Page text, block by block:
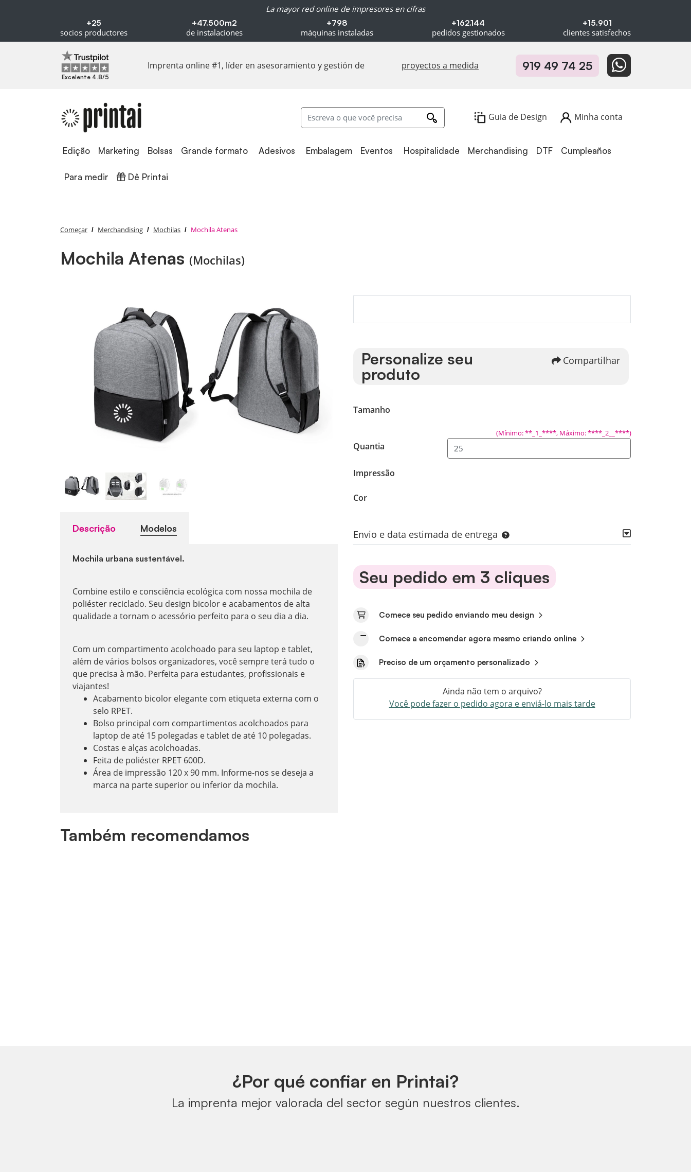
La mayor red online de impresores en cifras
+25
socios productores
+47.500m2
de instalaciones
+798
máquinas instaladas
+162.144
pedidos gestionados
+15.901
clientes satisfechos
Excelente 4.8/5
Imprenta online #1, líder en asesoramiento y gestión de proyectos a medida 919 49 74 25
Guia de Design Minha conta
Edição
Edição Marketing Bolsas Grande formato Adesivos
Adesivos Embalagem
Embalagem Eventos Hospitalidade
Hospitalidade Merchandising DTF Cumpleaños
Para medir Dê Printai
Dê Printai
Começar Merchandising Mochilas Mochila Atenas
Mochila Atenas (Mochilas)
Descrição Modelos
Mochila urbana sustentável.
Combine estilo e consciência ecológica com nossa mochila de
poliéster reciclado. Seu design bicolor e acabamentos de alta
qualidade a tornam o acessório perfeito para o seu dia a dia.
Com um compartimento acolchoado para seu laptop e tablet,
além de vários bolsos organizadores, você sempre terá tudo o
que precisa à mão. Perfeita para estudantes, profissionais e
viajantes!
Acabamento bicolor elegante com etiqueta externa com o
selo RPET.
Bolso principal com compartimentos acolchoados para
laptop de até 15 polegadas e tablet de até 10 polegadas.
Costas e alças acolchoadas.
Feita de poliéster RPET 600D.
Área de impressão 120 x 90 mm. Informe-nos se deseja a
marca na parte superior ou inferior da mochila.
Personalize seu
produto
Compartilhar
Tamanho
(Mínimo: **_1_****, Máximo: ****_2__****)
Quantia
Impressão
Cor
Envio e data estimada de entrega
Seu pedido em 3 cliques
Comece seu pedido enviando meu design
Comece a encomendar agora mesmo criando online
Preciso de um orçamento personalizado
Ainda não tem o arquivo?
Você pode fazer o pedido agora e enviá-lo mais tarde
Também recomendamos
¿Por qué confiar en Printai?
La imprenta mejor valorada del sector según nuestros clientes.